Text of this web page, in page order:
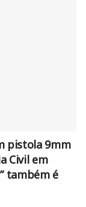
pistola 9mm
Civil em
também é